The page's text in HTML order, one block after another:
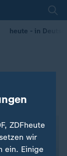
heute - in
ZDFheute
wir
ein. Einige